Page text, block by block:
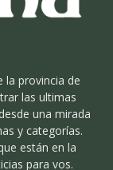
la provincia de
las ultimas
una mirada
y categorías.
están en la
para vos.